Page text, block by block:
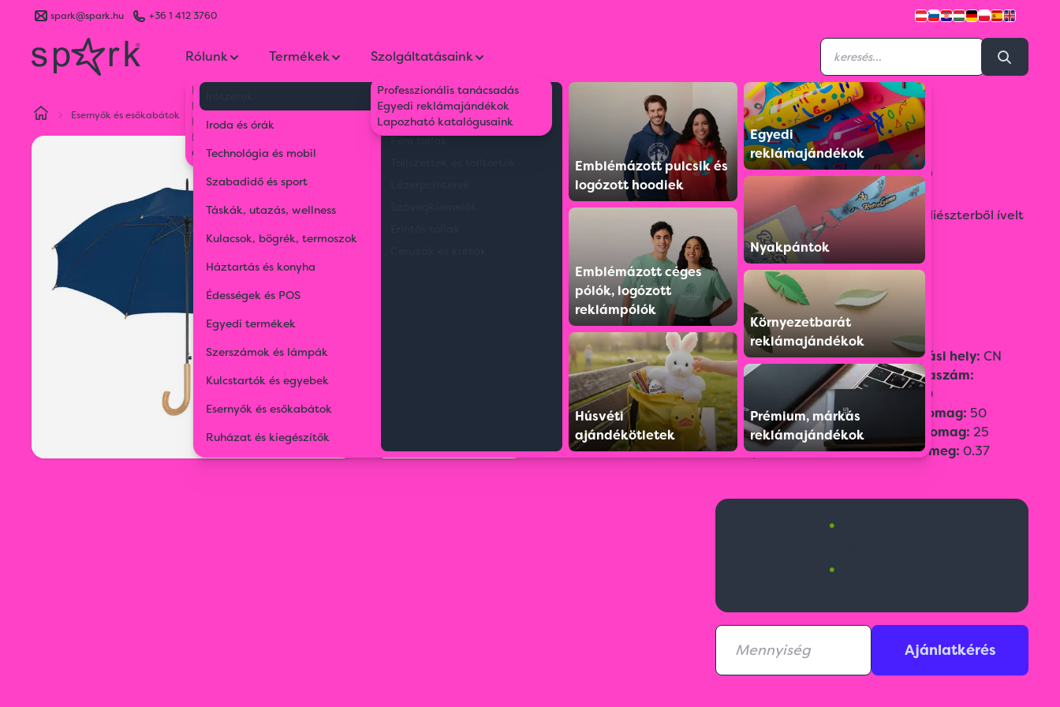
spark@spark.hu +36 1 412 3760
Rólunk
Kik vagyunk
Kapcsolat
Blog
Karrier
Gyakran Ismételt Kérdések
Termékek
Iroda és órák
Technológia és mobil
Szabadidő és sport
Táskák, utazás, wellness
Kulacsok, bögrék, termoszok
Háztartás és konyha
Édességek és POS
Egyedi termékek
Szerszámok és lámpák
Kulcstartók és egyebek
Esernyők és esőkabátok
Ruházat és kiegészítők
Környezetbarát tollak
Műanyag tollak
Fém tollak
Emblémázott pulcsik és
logózott hoodiek
Emblémázott céges
pólók, logózott
reklámpólók
Húsvéti
ajándékötletek
Egyedi
reklámajándékok
Nyakpántok
Környezetbarát
reklámajándékok
Prémium, márkás
reklámajándékok
Szolgáltatásaink
Professzionális tanácsadás
Egyedi reklámajándékok
Lapozható katalógusaink
Esernyők és esőkabátok
4359644
Automata esernyő
Automata nyitású esernyő 190T poliészterből ívelt
fa nyéllel és vázvégekkel.
Színválaszték:
Szín:Sötétkék
Méret:
ø 105 × 89 cm
Emblémázási
technológia:Digitális
transfer(DT), Transzfer
szitanyomás(S2),
Származási hely: CN
Vámtarifaszám:
66019920
Gyűjtőcsomag: 50
Egységcsomag: 25
Bruttó tömeg: 0.37
•
•
Ajánlatkérés